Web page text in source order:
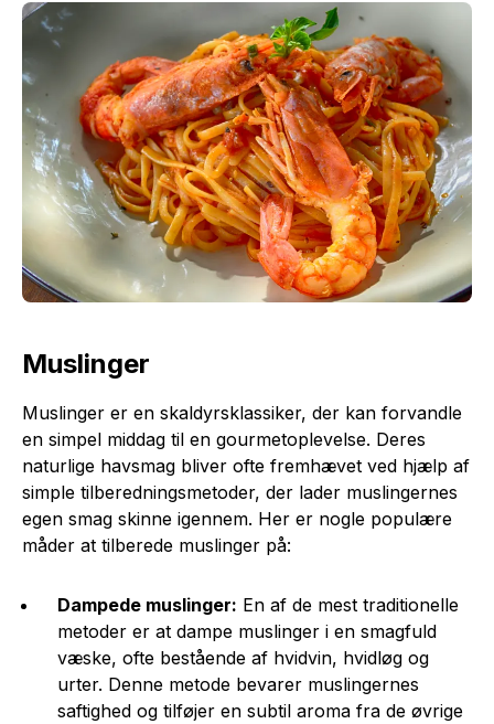
Muslinger
Muslinger er en skaldyrsklassiker, der kan forvandle
en simpel middag til en gourmetoplevelse. Deres
naturlige havsmag bliver ofte fremhævet ved hjælp af
simple tilberedningsmetoder, der lader muslingernes
egen smag skinne igennem. Her er nogle populære
måder at tilberede muslinger på:
Dampede muslinger: En af de mest traditionelle
metoder er at dampe muslinger i en smagfuld
væske, ofte bestående af hvidvin, hvidløg og
urter. Denne metode bevarer muslingernes
saftighed og tilføjer en subtil aroma fra de øvrige